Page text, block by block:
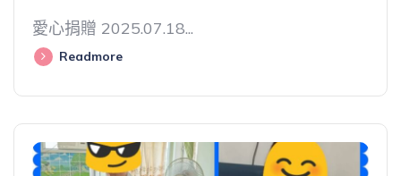
愛心捐贈 2025.07.18...
Readmore